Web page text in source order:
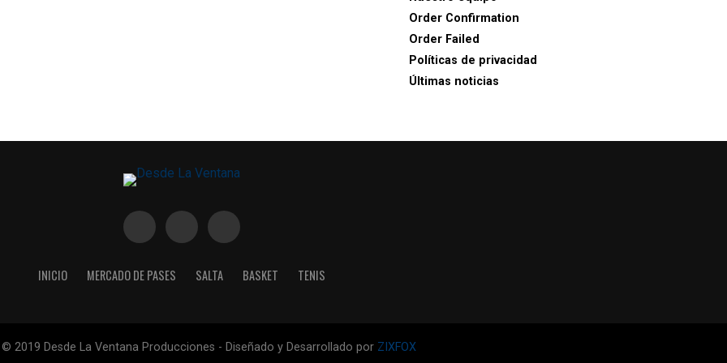
Order Confirmation
Order Failed
Políticas de privacidad
Últimas noticias
INICIO MERCADO DE PASES SALTA BASKET TENIS
2019 Desde La Ventana Producciones - Diseñado y Desarrollado por ZIXFOX